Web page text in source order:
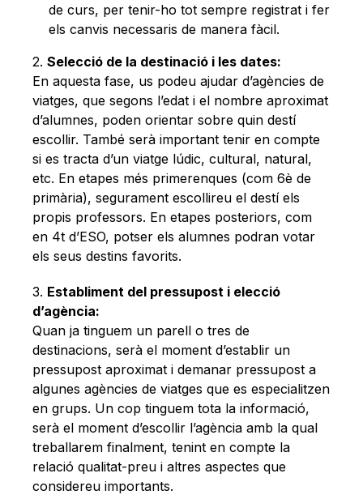
de curs, per tenir-ho tot sempre registrat i fer
els canvis necessaris de manera fàcil.
2. Selecció de la destinació i les dates:
En aquesta fase, us podeu ajudar d’agències de
viatges, que segons l’edat i el nombre aproximat
d’alumnes, poden orientar sobre quin destí
escollir. També serà important tenir en compte
si es tracta d’un viatge lúdic, cultural, natural,
etc. En etapes més primerenques (com 6è de
primària), segurament escollireu el destí els
propis professors. En etapes posteriors, com
en 4t d’ESO, potser els alumnes podran votar
els seus destins favorits.
3. Establiment del pressupost i elecció
d’agència:
Quan ja tinguem un parell o tres de
destinacions, serà el moment d’establir un
pressupost aproximat i demanar pressupost a
algunes agències de viatges que es especialitzen
en grups. Un cop tinguem tota la informació,
serà el moment d’escollir l’agència amb la qual
treballarem finalment, tenint en compte la
relació qualitat-preu i altres aspectes que
considereu importants.